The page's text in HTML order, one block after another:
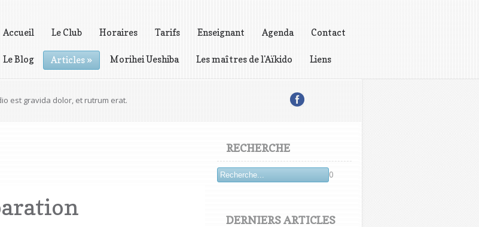
Accueil Le Club Horaires Tarifs Enseignant Agenda Contact
Le Blog Articles » Morihei Ueshiba Les maîtres de l'Aïkido Liens
est gravida dolor, et rutrum erat.
RECHERCHE
0
DERNIERS ARTICLES